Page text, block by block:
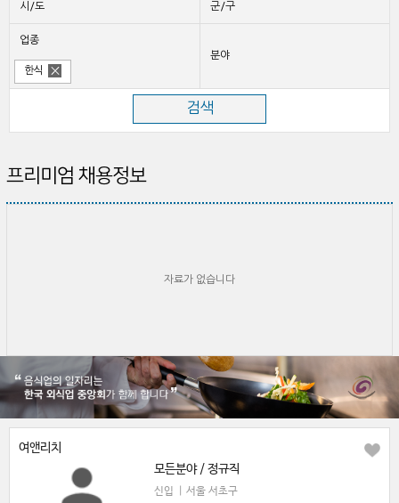
시/도
군/구
업종
한식
분야
프리미엄 채용정보
자료가 없습니다
여앤리치
모든분야 / 정규직
신입 서울 서초구